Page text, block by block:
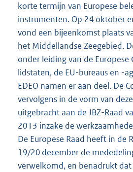
korte termijn van Europese
instrumenten. Op 24 oktober
vond een bijeenkomst plaats
het Middellandse Zeegebied.
onder leiding van de Europese
lidstaten, de EU-bureaus en -
EDEO namen er aan deel. De
vervolgens in de vorm van
uitgebracht aan de JBZ-Raad
2013 inzake de
De Europese Raad heeft in de
19/20 december de
verwelkomd, en benadrukt